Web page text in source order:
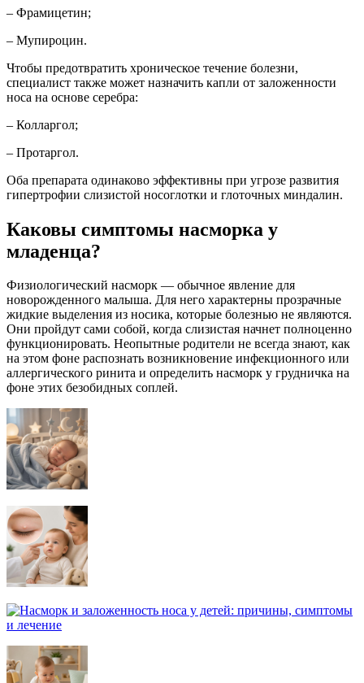
– Фрамицетин;
– Мупироцин.
Чтобы предотвратить хроническое течение болезни,
специалист также может назначить капли от заложенности
носа на основе серебра:
– Колларгол;
– Протаргол.
Оба препарата одинаково эффективны при угрозе развития
гипертрофии слизистой носоглотки и глоточных миндалин.
Каковы симптомы насморка у
младенца?
Физиологический насморк — обычное явление для
новорожденного малыша. Для него характерны прозрачные
жидкие выделения из носика, которые болезнью не являются.
Они пройдут сами собой, когда слизистая начнет полноценно
функционировать. Неопытные родители не всегда знают, как
на этом фоне распознать возникновение инфекционного или
аллергического ринита и определить насморк у грудничка на
фоне этих безобидных соплей.